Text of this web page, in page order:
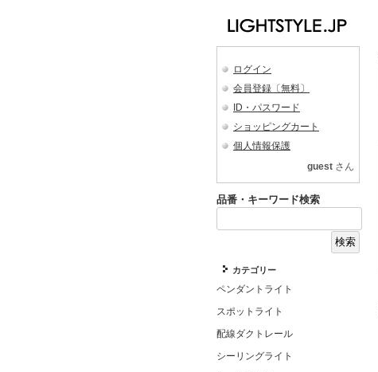
ログイン
会員登録〔無料〕
ID・パスワード
ショッピングカート
個人情報保護
guest さん
品番・キーワード検索
カテゴリー
ペンダントライト
スポットライト
配線ダクトレール
シーリングライト